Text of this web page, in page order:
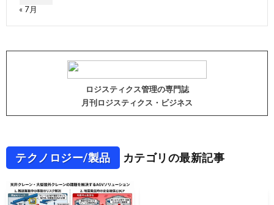
« 7月
ロジスティクス管理の専門誌
月刊ロジスティクス・ビジネス
テクノロジー/製品 カテゴリの最新記事